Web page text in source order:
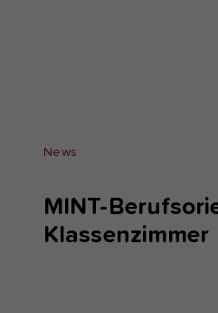
News
MINT-
Klassenzimmer